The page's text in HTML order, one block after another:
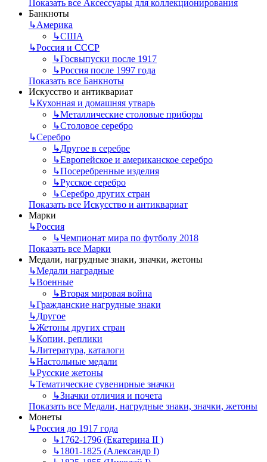
Показать все Аксессуары для коллекционирования
Банкноты
↳Америка
↳США
↳Россия и СССР
↳Госвыпуски после 1917
↳Россия после 1997 года
Показать все Банкноты
Искусство и антиквариат
↳Кухонная и домашняя утварь
↳Металлические столовые приборы
↳Столовое серебро
↳Серебро
↳Другое в серебре
↳Европейское и американское серебро
↳Посеребренные изделия
↳Русское серебро
↳Серебро других стран
Показать все Искусство и антиквариат
Марки
↳Россия
↳Чемпионат мира по футболу 2018
Показать все Марки
Медали, нагрудные знаки, значки, жетоны
↳Mедали наградные
↳Военные
↳Вторая мировая война
↳Гражданские нагрудные знаки
↳Другое
↳Жетоны других стран
↳Копии, реплики
↳Литература, каталоги
↳Настольные медали
↳Русские жетоны
↳Тематические сувенирные значки
↳Значки отличия и почета
Показать все Медали, нагрудные знаки, значки, жетоны
Монеты
↳Россия до 1917 года
↳1762-1796 (Екатерина II )
↳1801-1825 (Александр I)